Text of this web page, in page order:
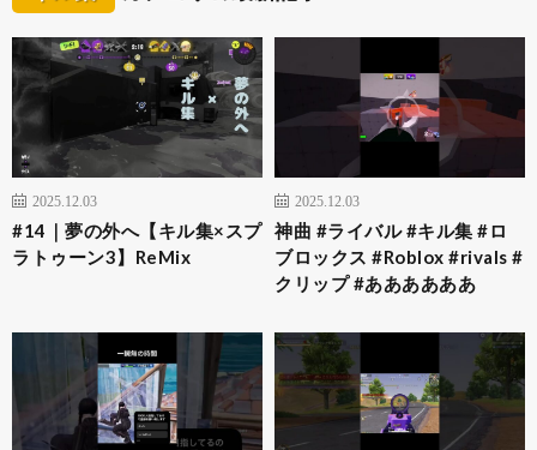
2025.12.03
#14｜夢の外へ【キル集×スプ
ラトゥーン3】ReMix
2025.12.03
神曲 #ライバル #キル集 #ロ
ブロックス #Roblox #rivals #
クリップ #ああああああ